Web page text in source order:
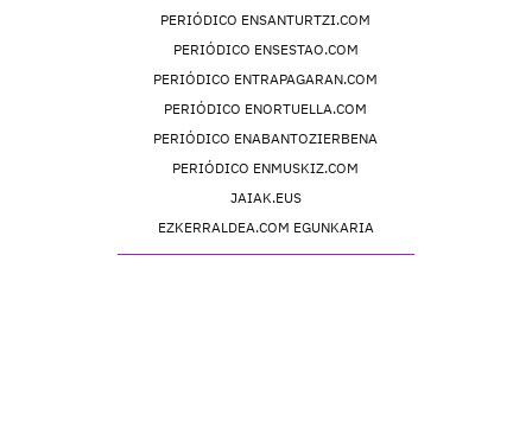
PERIÓDICO ENSANTURTZI.COM
PERIÓDICO ENSESTAO.COM
PERIÓDICO ENTRAPAGARAN.COM
PERIÓDICO ENORTUELLA.COM
PERIÓDICO ENABANTOZIERBENA
PERIÓDICO ENMUSKIZ.COM
JAIAK.EUS
EZKERRALDEA.COM EGUNKARIA